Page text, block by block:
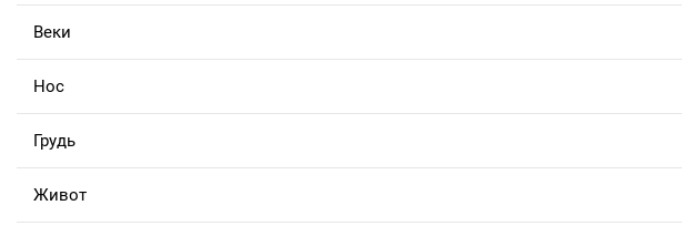
Веки
Нос
Грудь
Живот